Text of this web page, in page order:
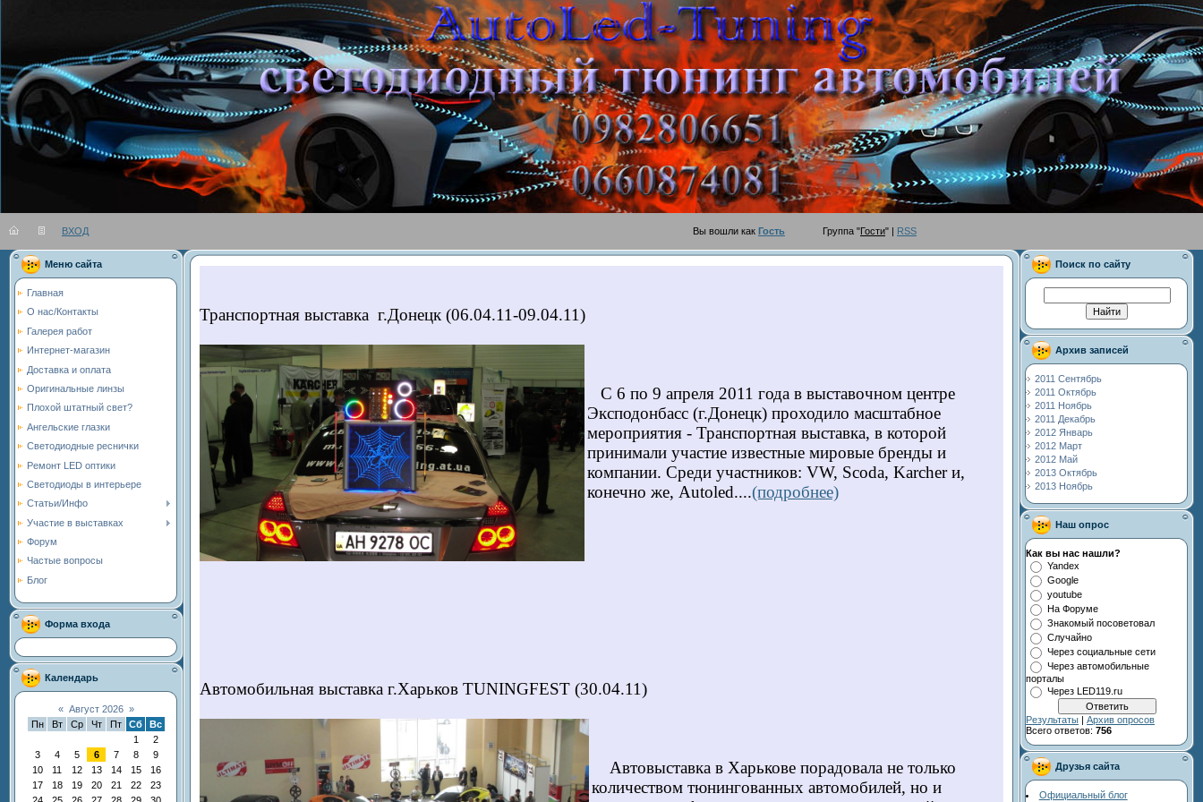
ВХОД Вы вошли как Гость Группа "Гости" | RSS
Меню сайта
Главная
О нас/Контакты
Галерея работ
Интернет-магазин
Доставка и оплата
Оригинальные линзы
Плохой штатный свет?
Ангельские глазки
Светодиодные реснички
Ремонт LED оптики
Светодиоды в интерьере
Статьи/Инфо
Участие в выставках
Форум
Частые вопросы
Блог
Форма входа
Календарь
« Август 2026 »
Пн
Вт Ср Чт Пт Сб
Вс
1
2
3
4 5 6 7 8
9
10
11 12 13 14 15
16
17
18 19 20 21 22
23
Транспортная выставка г.Донецк (06.04.11-09.04.11)
С 6 по 9 апреля 2011 года в выставочном центре
Эксподонбасс (г.Донецк) проходило масштабное
мероприятия - Транспортная выставка, в которой
принимали участие известные мировые бренды и
компании. Среди участников: VW, Scoda, Karcher и,
конечно же, Autoled....(подробнее)
Автомобильная выставка г.Харьков TUNINGFEST (30.04.11)
Автовыставка в Харькове порадовала не только
количеством тюнингованных автомобилей, но и
Поиск по сайту
Архив записей
2011 Сентябрь
2011 Октябрь
2011 Ноябрь
2011 Декабрь
2012 Январь
2012 Март
2012 Май
2013 Октябрь
2013 Ноябрь
Наш опрос
Как вы нас нашли?
Yandex
Google
youtube
На Форуме
Знакомый посоветовал
Случайно
Через социальные сети
Через автомобильные
порталы
Через LED119.ru
Результаты | Архив опросов
Всего ответов: 756
Друзья сайта
Официальный блог